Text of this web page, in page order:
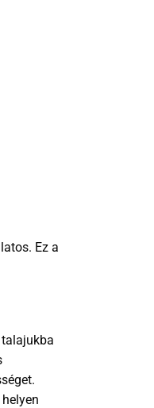
Ez a